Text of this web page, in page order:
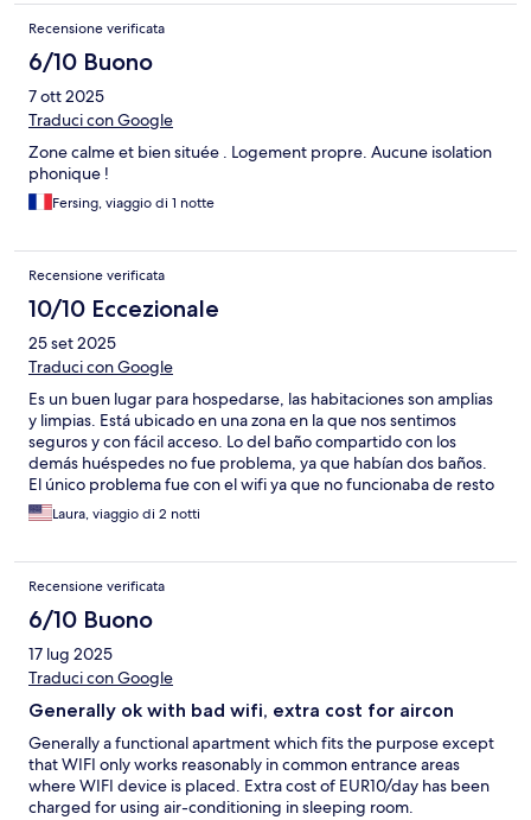
hospedaje, nos tuvimos que cambiar a un hotel. Si quieren
disfrutar su viaje en Barcelona, no consideren este hospedaje. Y
no somos los primeros con esta experiencia, pueden revisar en
Google Maps y tienen malos comentarios. Lástima que haya esta
clase de hosts en la plataforma de Hoteles y ni se hagan cargo
de nada.
Recensione verificata
6/10 Buono
7 ott 2025
Traduci con Google
Zone calme et bien située . Logement propre. Aucune isolation
phonique !
Fersing, viaggio di 1 notte
Recensione verificata
10/10 Eccezionale
25 set 2025
Traduci con Google
Es un buen lugar para hospedarse, las habitaciones son amplias
y limpias. Está ubicado en una zona en la que nos sentimos
seguros y con fácil acceso. Lo del baño compartido con los
demás huéspedes no fue problema, ya que habían dos baños.
El único problema fue con el wifi ya que no funcionaba de resto
todo perfecto. Recomendado!
Laura, viaggio di 2 notti
Recensione verificata
6/10 Buono
17 lug 2025
Traduci con Google
Generally ok with bad wifi, extra cost for aircon
Generally a functional apartment which fits the purpose except
that WIFI only works reasonably in common entrance areas
where WIFI device is placed. Extra cost of EUR10/day has been
charged for using air-conditioning in sleeping room.